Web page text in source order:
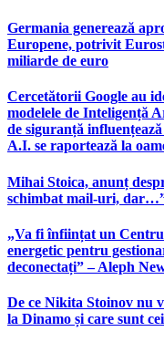
Germania generează
Europene, potrivit
miliarde de euro
Cercetătorii Google au
modelele de Inteligență
de siguranță
A.I. se raportează la
Mihai Stoica, anunț
schimbat mail-uri,
„Va fi înființat un
energetic pentru
deconectați” – Aleph
De ce Nikita Stoinov nu
la Dinamo și care sunt